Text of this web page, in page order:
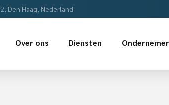
Den Haag, Nederland
Over ons Diensten